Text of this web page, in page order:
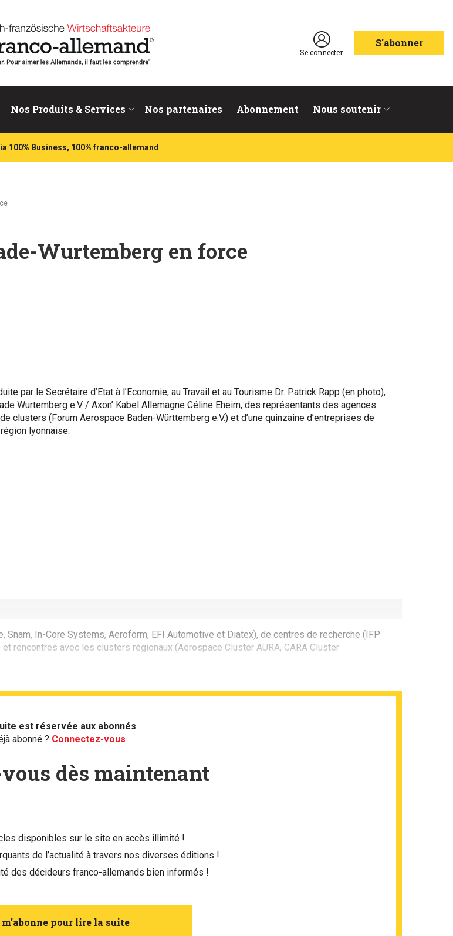
Se connecter
S'abonner
Nos Produits & Services Nos partenaires Abonnement Nous soutenir
100% Business, 100% franco-allemand
Wurtemberg en force
par le Secrétaire d’Etat à l’Economie, au Travail et au Tourisme Dr. Patrick Rapp (en photo),
Wurtemberg e.V / Axon’ Kabel Allemagne Céline Eheim, des représentants des agences
clusters (Forum Aerospace Baden-Württemberg e.V.) et d’une quinzaine d’entreprises de
lyonnaise.
Snam, In-Core Systems, Aeroform, EFI Automotive et Diatex), de centres de recherche (IFP
rencontres avec les clusters régionaux (Aerospace Cluster AURA, CARA Cluster
est réservée aux abonnés
abonné ? Connectez-vous
dès maintenant
disponibles sur le site en accès illimité !
de l’actualité à travers nos diverses éditions !
des décideurs franco-allemands bien informés !
m'abonne pour lire la suite